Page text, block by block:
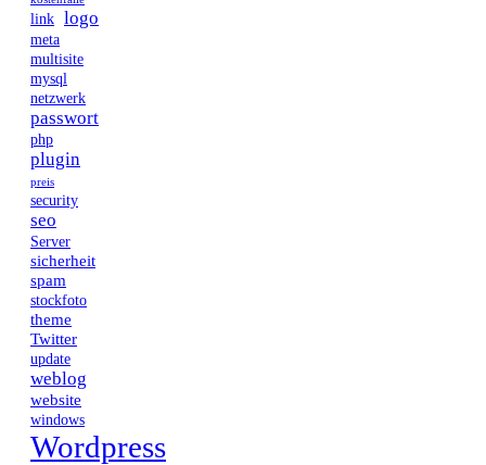
link logo
meta
multisite
mysql
netzwerk
passwort
php
plugin
preis
security
seo
Server
sicherheit
spam
stockfoto
theme
Twitter
update
weblog
website
windows
Wordpress